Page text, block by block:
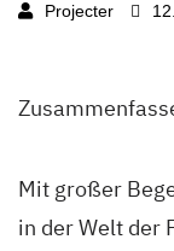
Projecter
Mit großer
in der Welt der